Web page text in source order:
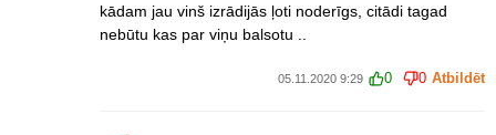
kādam jau vinš izrādijās ļoti noderīgs, citādi tagad
nebūtu kas par viņu balsotu ..
05.11.2020 9:29 0 0 Atbildēt